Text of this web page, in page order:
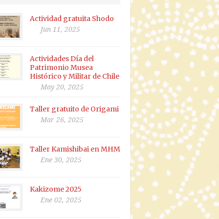
Actividad gratuita Shodo
Jun 11, 2025
Actividades Día del
Patrimonio Musea
Histórico y Militar de Chile
May 20, 2025
Taller gratuito de Origami
Mar 26, 2025
Taller Kamishibai en MHM
Ene 30, 2025
Kakizome 2025
Ene 02, 2025